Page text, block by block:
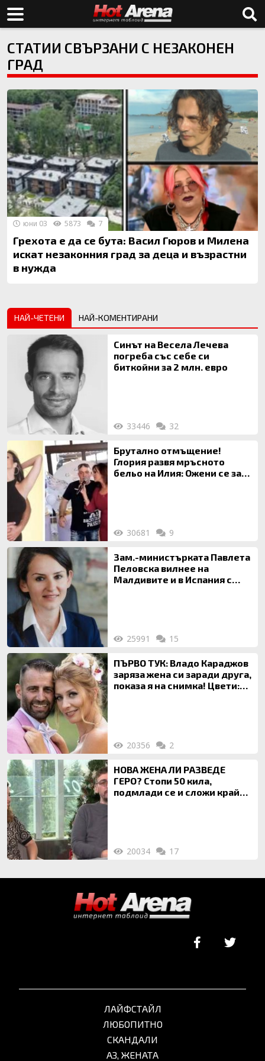
СТАТИИ СВЪРЗАНИ С НЕЗАКОНЕН
ГРАД
Грехота е да се бута: Васил Гюров и Милена
искат незаконния град за деца и възрастни
в нужда
юни 03 5873 7
НАЙ-ЧЕТЕНИ НАЙ-КОМЕНТИРАНИ
Синът на Весела Лечева
погреба със себе си
биткойни за 2 млн. евро
33446 32
Брутално отмъщение!
Глория развя мръсното
бельо на Илия: Ожени се за
30681 9
Зам.-министърката Павлета
Пеловска вилнее на
Малдивите и в Испания с
25991 15
ПЪРВО ТУК: Владо Караджов
заряза жена си заради друга,
показа я на снимка! Цвети:
20356 2
НОВА ЖЕНА ЛИ РАЗВЕДЕ
ГЕРО? Стопи 50 кила,
подмлади се и сложи край
20034 17
ЛАЙФСТАЙЛ
ЛЮБОПИТНО
СКАНДАЛИ
АЗ, ЖЕНАТА